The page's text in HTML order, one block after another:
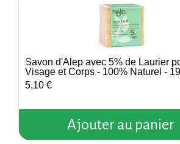
Aperçu rapide
Savon d'Alep avec 5% de Laurier
Visage et Corps - 100% Naturel -
5,10 €
Ajouter au panier